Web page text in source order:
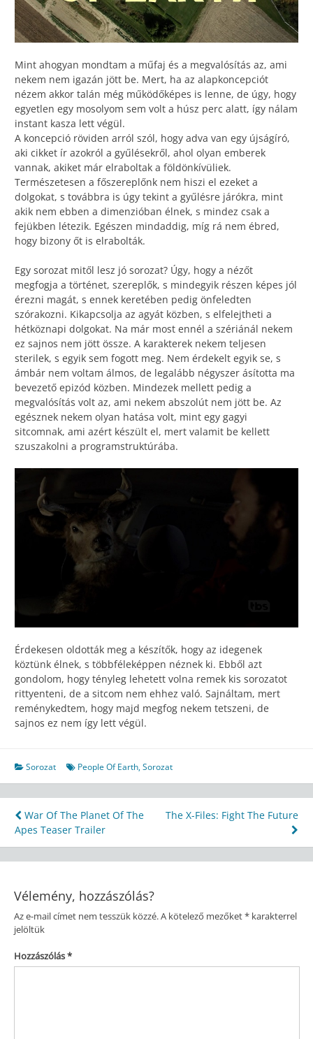
Mint ahogyan mondtam a műfaj és a megvalósítás az, ami
nekem nem igazán jött be. Mert, ha az alapkoncepciót
nézem akkor talán még működőképes is lenne, de úgy, hogy
egyetlen egy mosolyom sem volt a húsz perc alatt, így nálam
instant kasza lett végül.
A koncepció röviden arról szól, hogy adva van egy újságíró,
aki cikket ír azokról a gyűlésekről, ahol olyan emberek
vannak, akiket már elraboltak a földönkívüliek.
Természetesen a főszereplőnk nem hiszi el ezeket a
dolgokat, s továbbra is úgy tekint a gyűlésre járókra, mint
akik nem ebben a dimenzióban élnek, s mindez csak a
fejükben létezik. Egészen mindaddig, míg rá nem ébred,
hogy bizony őt is elrabolták.
Egy sorozat mitől lesz jó sorozat? Úgy, hogy a nézőt
megfogja a történet, szereplők, s mindegyik részen képes jól
érezni magát, s ennek keretében pedig önfeledten
szórakozni. Kikapcsolja az agyát közben, s elfelejtheti a
hétköznapi dolgokat. Na már most ennél a szériánál nekem
ez sajnos nem jött össze. A karakterek nekem teljesen
sterilek, s egyik sem fogott meg. Nem érdekelt egyik se, s
ámbár nem voltam álmos, de legalább négyszer ásította ma
bevezető epizód közben. Mindezek mellett pedig a
megvalósítás volt az, ami nekem abszolút nem jött be. Az
egésznek nekem olyan hatása volt, mint egy gagyi
sitcomnak, ami azért készült el, mert valamit be kellett
szuszakolni a programstruktúrába.
Érdekesen oldották meg a készítők, hogy az idegenek
köztünk élnek, s többféleképpen néznek ki. Ebből azt
gondolom, hogy tényleg lehetett volna remek kis sorozatot
rittyenteni, de a sitcom nem ehhez való. Sajnáltam, mert
reménykedtem, hogy majd megfog nekem tetszeni, de
sajnos ez nem így lett végül.
Sorozat People Of Earth,Sorozat
Bejegyzés
navigáció
War Of The Planet Of The
Apes Teaser Trailer
The X-Files: Fight The Future
Vélemény, hozzászólás?
Az e-mail címet nem tesszük közzé.A kötelező mezőket*karakterrel
jelöltük
Hozzászólás*